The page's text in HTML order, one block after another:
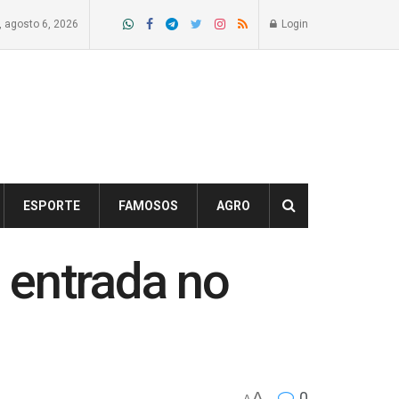
agosto 6, 2026 Login
ESPORTE FAMOSOS AGRO
no